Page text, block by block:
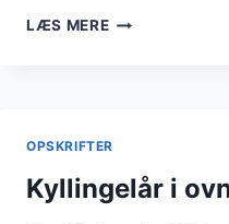
LÆS MEREKYLLINGELÅR
OPSKRIFTER
Kyllingelår i